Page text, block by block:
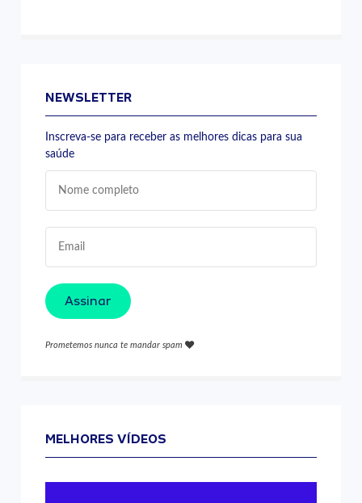
NEWSLETTER
Inscreva-se para receber as melhores dicas para sua
saúde
Assinar
Prometemos nunca te mandar spam
MELHORES VÍDEOS